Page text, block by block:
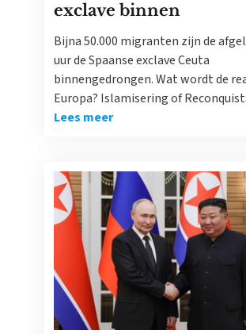
exclave binnen
Bijna 50.000 migranten zijn de
uur de Spaanse exclave Ceuta
binnengedrongen. Wat wordt de
Europa? Islamisering of
Lees meer